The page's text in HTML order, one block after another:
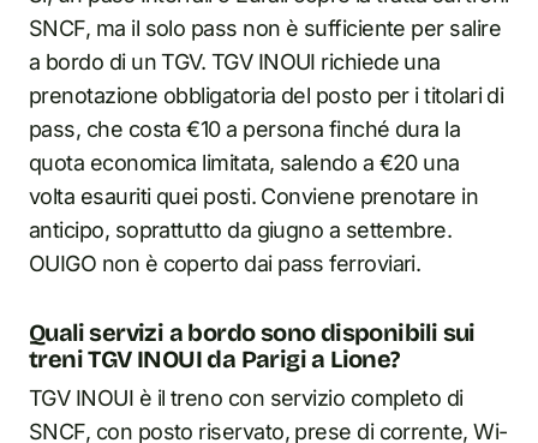
SNCF, ma il solo pass non è sufficiente per salire
a bordo di un TGV. TGV INOUI richiede una
prenotazione obbligatoria del posto per i titolari di
pass, che costa €10 a persona finché dura la
quota economica limitata, salendo a €20 una
volta esauriti quei posti. Conviene prenotare in
anticipo, soprattutto da giugno a settembre.
OUIGO non è coperto dai pass ferroviari.
Quali servizi a bordo sono disponibili sui
treni TGV INOUI da Parigi a Lione?
TGV INOUI è il treno con servizio completo di
SNCF, con posto riservato, prese di corrente, Wi-